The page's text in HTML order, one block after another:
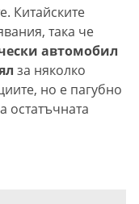
Китайските
така че
автомобил
за няколко
но е пагубно
остатъчната